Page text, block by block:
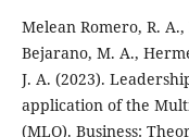
Melean Romero, R.
Bejarano, M. A.,
J. A. (2023).
application of the
(MLQ). Business: